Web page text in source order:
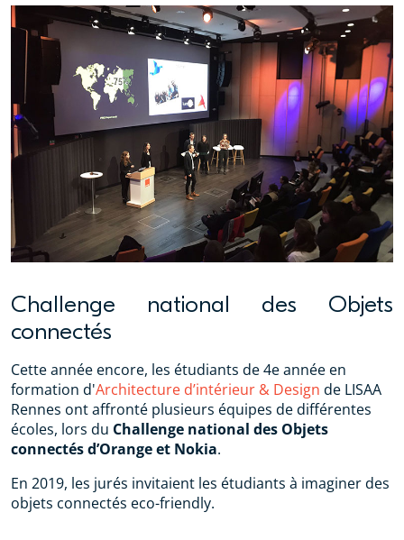
Challenge national des Objets
connectés
Cette année encore, les étudiants de 4e année en
formation d'Architecture d’intérieur & Design de LISAA
Rennes ont affronté plusieurs équipes de différentes
écoles, lors du Challenge national des Objets
connectés d’Orange et Nokia.
En 2019, les jurés invitaient les étudiants à imaginer des
objets connectés eco-friendly.